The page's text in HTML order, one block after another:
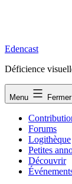
Edencast
Déficience
Menu Fermer
Forums
Logithèque
Petites
Découvrir